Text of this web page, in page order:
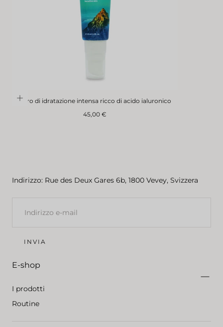
Siero di idratazione intensa ricco di acido ialuronico
Prezzo
45,00 €
Indirizzo: Rue des Deux Gares 6b, 1800 Vevey, Svizzera
E-
INVIA
E-shop
I prodotti
Routine